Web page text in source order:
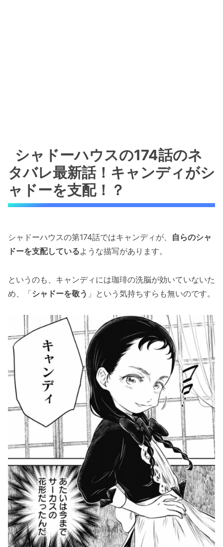
シャドーハウスの174話のネ
タバレ最新話！キャンディがシ
ャドーを支配！？
シャドーハウスの第174話ではキャンディが、 自らのシャ
ドーを支配しているような描写があります。
というのも、キャンディには珈琲の洗脳が効いていないた
め、「シャドーを敬う 」という気持ちすらも無いのです。